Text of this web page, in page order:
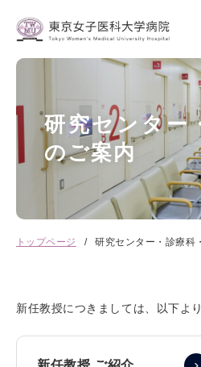
研究センター
のご案内
トップページ 研究センター・診療科
新任教授につきましては、以下よ